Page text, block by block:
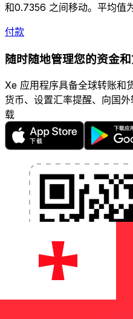
和0.7356 之间移动。平均值
付款
随时随地管理您的资金
Xe 应用程序具备全球转账和
货币、设置汇率提醒、向国
载